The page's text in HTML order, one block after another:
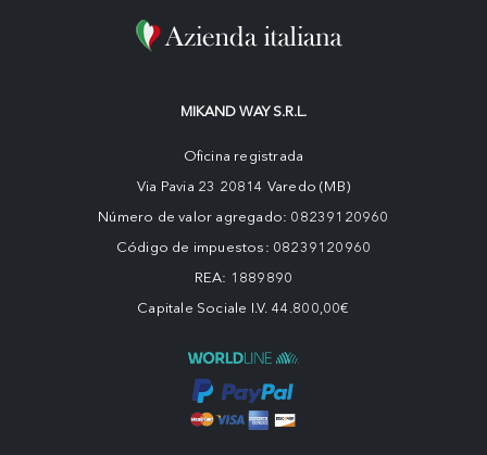
MIKAND WAY S.R.L.
Oficina registrada
Via Pavia 23 20814 Varedo (MB)
Número de valor agregado: 08239120960
Código de impuestos: 08239120960
REA: 1889890
Capitale Sociale I.V. 44.800,00€